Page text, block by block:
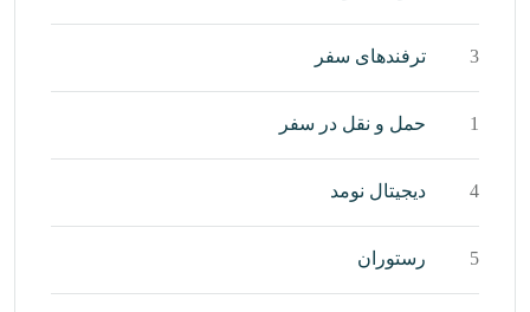
ترفندهای سفر
حمل و نقل در سفر
دیجیتال نومد
رستوران